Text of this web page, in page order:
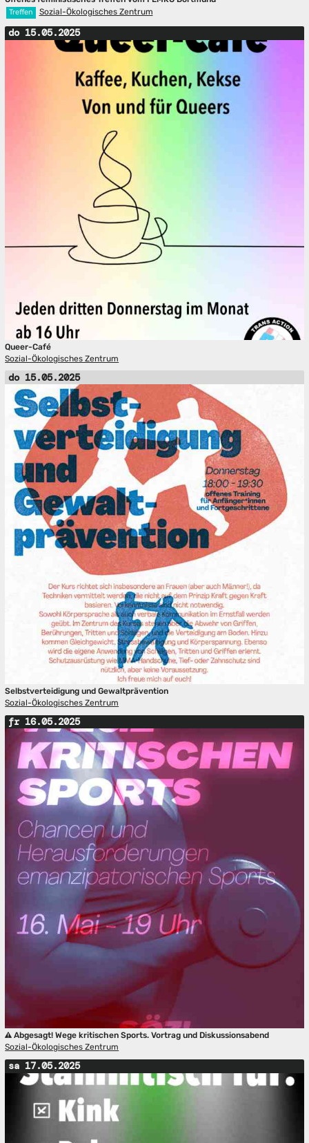
Treffen Sozial-Ökologisches Zentrum
do 15.05.2025
Queer-Café
Sozial-Ökologisches Zentrum
do 15.05.2025
Selbstverteidigung und Gewaltprävention
Sozial-Ökologisches Zentrum
fr 16.05.2025
Abgesagt! Wege kritischen Sports. Vortrag und Diskussionsabend
Sozial-Ökologisches Zentrum
sa 17.05.2025